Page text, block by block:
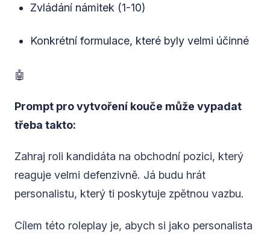
Zvládání námitek (1-10)
Konkrétní formulace, které byly velmi účinné
🤖
Prompt pro vytvoření kouče může vypadat
třeba takto:
Zahraj roli kandidáta na obchodní pozici, který
reaguje velmi defenzivně. Já budu hrát
personalistu, který ti poskytuje zpětnou vazbu.
Cílem této roleplay je, abych si jako personalista